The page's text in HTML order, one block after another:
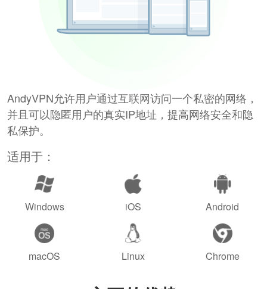
AndyVPN允许用户通过互联网访问一个私密的网络，
并且可以隐匿用户的真实IP地址，提高网络安全和隐
私保护。
适用于：
Windows iOS Android
macOS Linux Chrome